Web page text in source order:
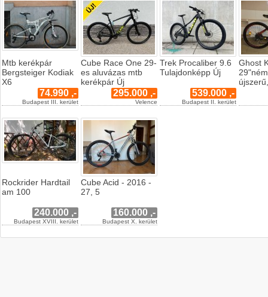
Mtb kerékpár
Bergsteiger Kodiak
X6
74.990 ,-
Budapest III. kerület
Cube Race One 29-
es aluvázas mtb
kerékpár Új
295.000 ,-
Velence
Trek Procaliber 9.6
Tulajdonképp Új
539.000 ,-
Budapest II. kerület
Ghost
Rockrider Hardtail
am 100
240.000 ,-
Budapest XVIII. kerület
Cube Acid - 2016 -
27, 5
160.000 ,-
Budapest X. kerület